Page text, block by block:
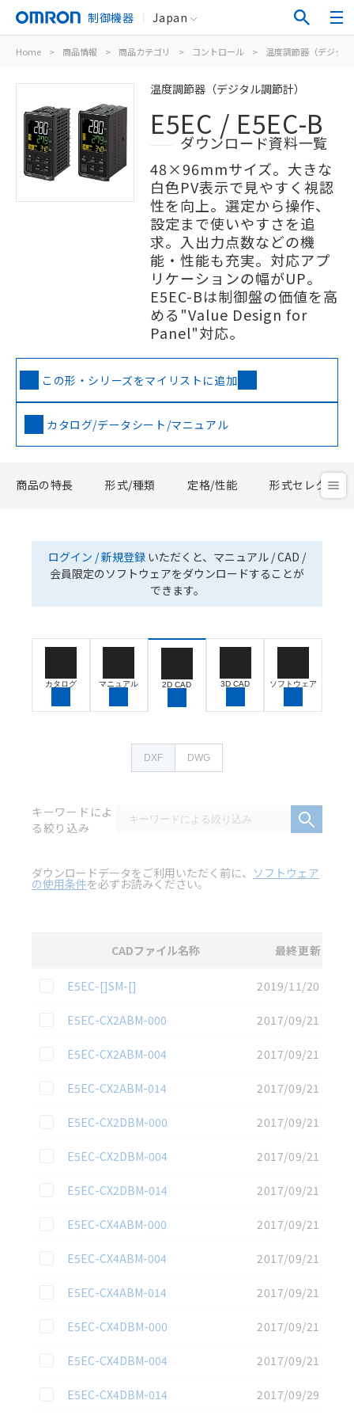
制御機器 Japan
Home > 商品情報 > 商品カテゴリ > コントロール > 温度調節器（デジタ
温度調節器（デジタル調節計）
E5EC / E5EC-B
ダウンロード資料一覧
48×96mmサイズ。大きな
白色PV表示で見やすく視認
性を向上。選定から操作、
設定まで使いやすさを追
求。入出力点数などの機
能・性能も充実。対応アプ
リケーションの幅がUP。
E5EC-Bは制御盤の価値を高
める"Value Design for
Panel"対応。
この形・シリーズをマイリストに追加
カタログ/データシート/マニュアル
商品の特長 形式/種類 定格/性能 形式セレクタ
ログイン / 新規登録 いただくと、マニュアル / CAD /
会員限定のソフトウェアをダウンロードすることが
できます。
カタログ マニュアル 2D CAD 3D CAD ソフトウェア
DXF DWG
キーワードによ
る絞り込み
ダウンロードデータをご利用いただく前に、 ソフトウェア
の使用条件を必ずお読みください。
CADファイル名称 最終更新
この資料を選択
E5EC-[]SM-[]
2019/11/20
この資料を選択
E5EC-CX2ABM-000
2017/09/21
この資料を選択
E5EC-CX2ABM-004
2017/09/21
この資料を選択
E5EC-CX2ABM-014
2017/09/21
この資料を選択
E5EC-CX2DBM-000
2017/09/21
この資料を選択
E5EC-CX2DBM-004
2017/09/21
この資料を選択
E5EC-CX2DBM-014
2017/09/21
この資料を選択
E5EC-CX4ABM-000
2017/09/21
この資料を選択
E5EC-CX4ABM-004
2017/09/21
この資料を選択
E5EC-CX4ABM-014
2017/09/21
この資料を選択
E5EC-CX4DBM-000
2017/09/21
この資料を選択
E5EC-CX4DBM-004
2017/09/21
この資料を選択
E5EC-CX4DBM-014
2017/09/29